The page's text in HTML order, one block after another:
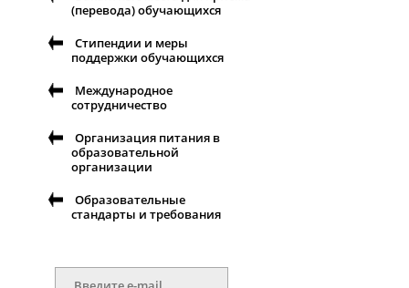
(перевода) обучающихся
Стипендии и меры
поддержки обучающихся
Международное
сотрудничество
Организация питания в
образовательной
организации
Образовательные
стандарты и требования